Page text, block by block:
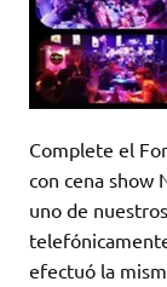
Complete el
con cena show
uno de
efectuó la